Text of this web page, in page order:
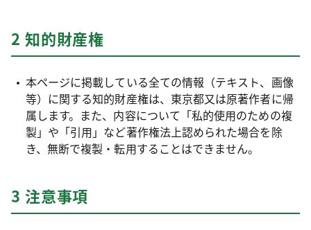
2 知的財産権
本ページに掲載している全ての情報（テキスト、画像
等）に関する知的財産権は、東京都又は原著作者に帰
属します。また、内容について「私的使用のための複
製」や「引用」など著作権法上認められた場合を除
き、無断で複製・転用することはできません。
3 注意事項